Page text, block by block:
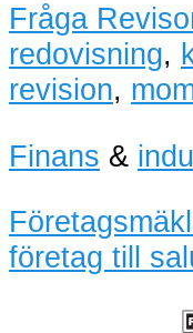
Fråga
redovisning,
revision,
Finans &
företag till